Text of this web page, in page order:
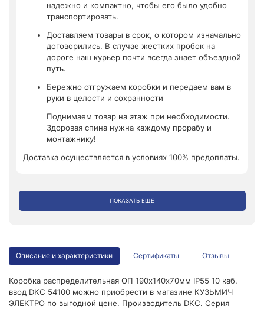
надежно и компактно, чтобы его было удобно
транспортировать.
Доставляем товары в срок, о котором изначально
договорились. В случае жестких пробок на
дороге наш курьер почти всегда знает объездной
путь.
Бережно отгружаем коробки и передаем вам в
руки в целости и сохранности
Поднимаем товар на этаж при необходимости.
Здоровая спина нужна каждому прорабу и
монтажнику!
Доставка осуществляется в условиях 100% предоплаты.
ПОКАЗАТЬ ЕЩЕ
Описание и характеристики Сертификаты Отзывы
Коробка распределительная ОП 190х140х70мм IP55 10 каб.
ввод DKC 54100 можно приобрести в магазине КУЗЬМИЧ
ЭЛЕКТРО по выгодной цене. Производитель DKC. Серия